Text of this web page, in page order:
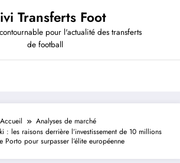
Transferts Foot
pour l'actualité des transferts
de football
Accueil
Analyses de marché
: les raisons derrière l’investissement de 10 millions
Porto pour surpasser l’élite européenne